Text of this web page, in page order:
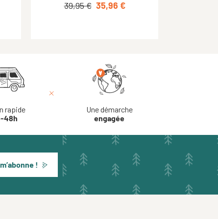
44,95 € 40,46 €
39,95 € 35,96 €
rapide
48h
Une démarche
engagée
!